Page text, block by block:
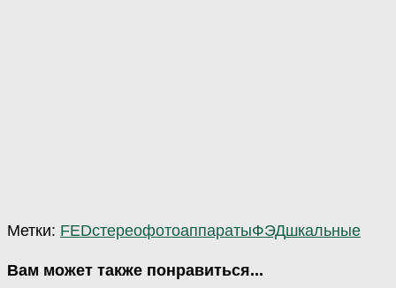
Метки: FEDстереофотоаппаратыФЭДшкальные
Вам может также понравиться...